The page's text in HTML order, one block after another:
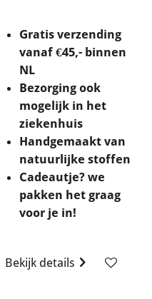
Gratis verzending
vanaf €45,- binnen
NL
Bezorging ook
mogelijk in het
ziekenhuis
Handgemaakt van
natuurlijke stoffen
Cadeautje? we
pakken het graag
voor je in!
Bekijk details